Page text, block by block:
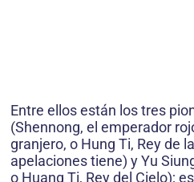
Entre ellos están los tres
(Shennong, el emperador
granjero, o Hung Ti, Rey de
apelaciones tiene) y Yu
o Huang Ti, Rey del Cielo);